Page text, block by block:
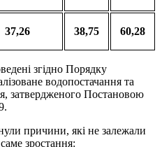
37,26 38,75 60,28
згідно Порядку
водопостачання та
затвердженого Постановою
причини, які не залежали
зростання: